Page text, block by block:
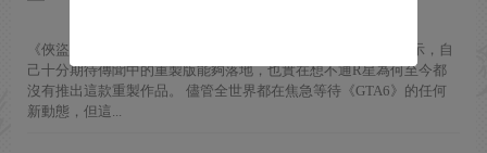
《俠盜獵車手4》中羅曼·貝裡克的配音演員傑森·扎姆沃爾特表示，自
己十分期待傳聞中的重製版能夠落地，也實在想不通R星為何至今都
沒有推出這款重製作品。 儘管全世界都在焦急等待《GTA6》的任何
新動態，但這...